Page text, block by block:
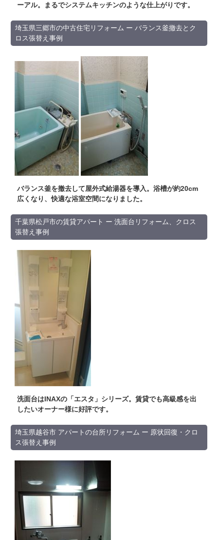
ーアル。まるでシステムキッチンのような仕上がりです。
埼玉県三郷市の中古住宅リフォーム ー バランス釜撤去とク
ロス張替え事例
バランス釜を撤去して屋外式給湯器を導入。浴槽が約20cm
広くなり、快適な浴室空間になりました。
千葉県松戸市の賃貸アパート ー 洗面台リフォーム、クロス
張替え事例
洗面台はINAXの「エスタ」シリーズ。賃貸でも高級感を出
したいオーナー様に好評です。
埼玉県越谷市 アパートの台所リフォーム ー 原状回復・クロ
ス張替え事例